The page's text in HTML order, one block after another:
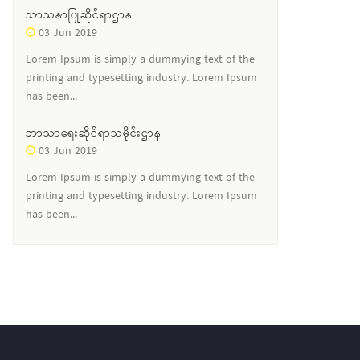
သာသနာပြုဆိုင်ရာဌာန
03 Jun 2019
Lorem Ipsum is simply a dummying text of the
printing and typesetting industry. Lorem Ipsum
has been...
ဘာသာရေးဆိုင်ရာသမိုင်းဌာန
03 Jun 2019
Lorem Ipsum is simply a dummying text of the
printing and typesetting industry. Lorem Ipsum
has been...